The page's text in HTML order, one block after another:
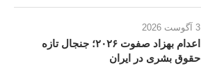
3 آگوست 2026
اعدام بهزاد صفوت ۲۰۲۶؛ جنجال تازه
حقوق بشری در ایران